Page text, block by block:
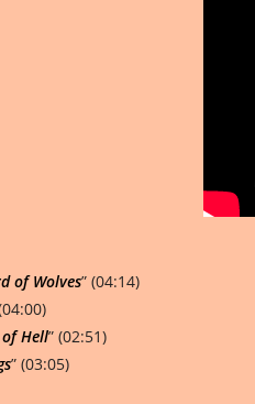
of Wolves” (04:14)
Hell” (02:51)
” (03:05)